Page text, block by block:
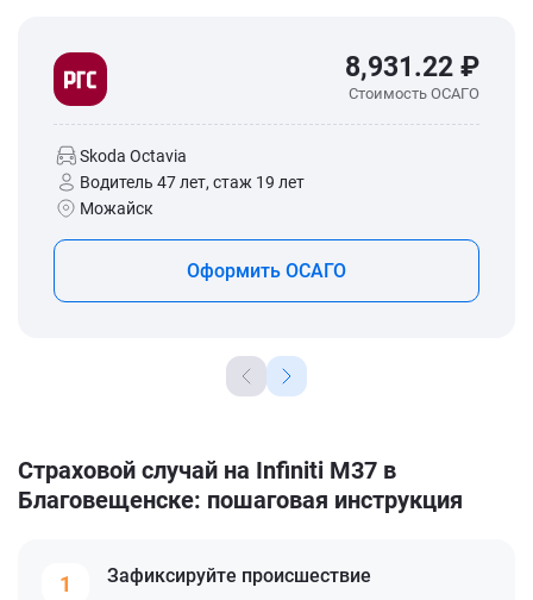
8,931.22 ₽
Стоимость ОСАГО
Skoda Octavia
Водитель 47 лет, стаж 19 лет
Можайск
Оформить ОСАГО
Страховой случай на Infiniti M37 в
Благовещенске: пошаговая инструкция
1 Зафиксируйте происшествие